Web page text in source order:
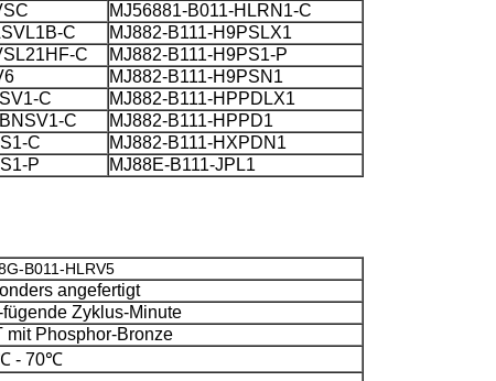
MJ56881-B011-HLRN1-C
C
MJ882-B111-H9PSLX1
C
MJ882-B111-H9PS1-P
MJ882-B111-H9PSN1
C
MJ882-B111-HPPDLX1
C
MJ882-B111-HPPD1
C
MJ882-B111-HXPDN1
P MJ88E-B111-JPL1
B011-HLRV5
angefertigt
Zyklus-Minute
mit Phosphor-Bronze
- 70℃